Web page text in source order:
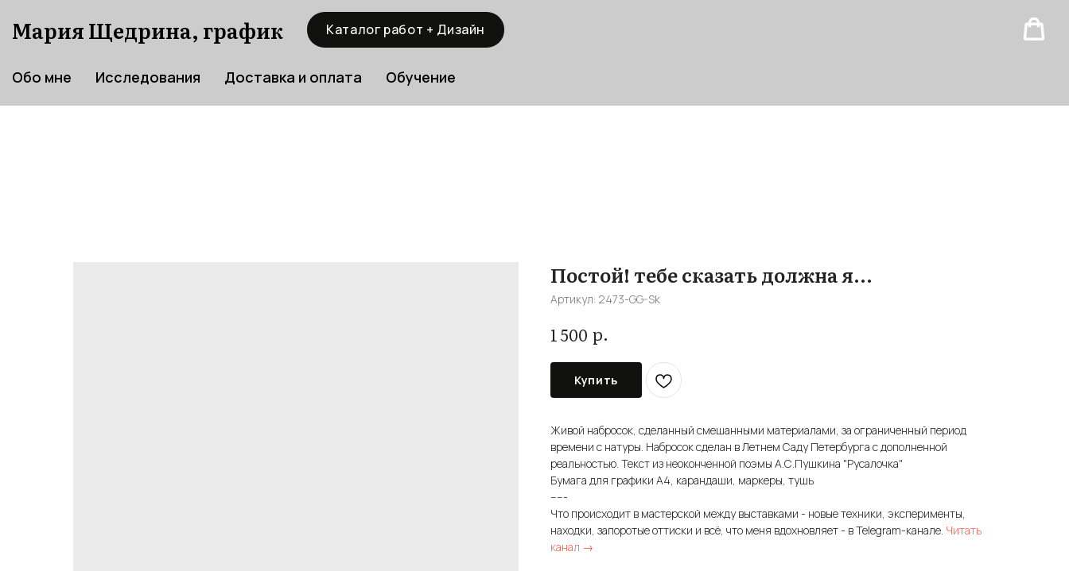
Мария Щедрина, график Каталог работ + Дизайн
Обо мне Исследования Доставка и оплата Обучение
Постой! тебе сказать должна я...
Артикул: 2473-GG-Sk
1 500 р.
Купить
Живой набросок, сделанный смешанными материалами, за ограниченный период
времени с натуры. Набросок сделан в Летнем Саду Петербурга с дополненной
реальностью. Текст из неоконченной поэмы А.С.Пушкина "Русалочка"
Бумага для графики А4, карандаши, маркеры, тушь
-----
Что происходит в мастерской между выставками - новые техники, эксперименты,
находки, запоротые оттиски и всё, что меня вдохновляет - в Telegram-канале. Читать
канал →